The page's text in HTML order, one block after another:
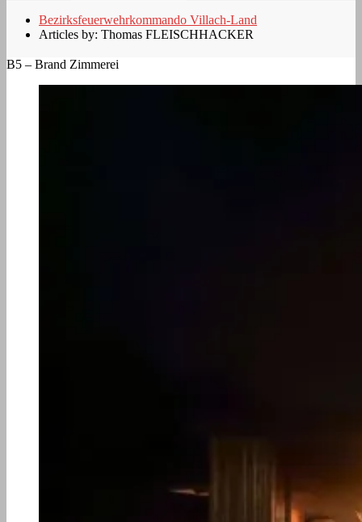
Bezirksfeuerwehrkommando Villach-Land
Articles by: Thomas FLEISCHHACKER
B5 – Brand Zimmerei